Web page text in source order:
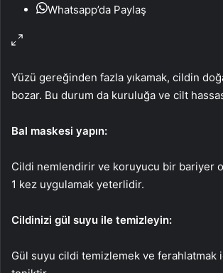
Whatsapp’da Paylaş
Yüzü gereğinden fazla yıkamak, cildin
bozar. Bu durum da kuruluğa ve cilt
Bal maskesi yapın:
Cildi nemlendirir ve koruyucu bir bariyer
1 kez uygulamak yeterlidir.
Cildinizi gül suyu ile temizleyin:
Gül suyu cildi temizlemek ve ferahlatmak